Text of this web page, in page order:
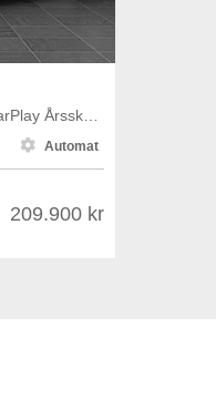
Volkswagen T-Cross 1.0 TSI 116hk GT CarPlay Årsskatt 1108kr
 Automat
209.900 kr